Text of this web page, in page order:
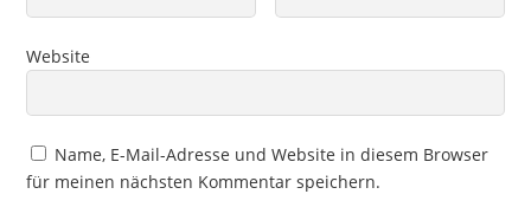
Website
Name, E-Mail-Adresse und Website in diesem Browser
für meinen nächsten Kommentar speichern.